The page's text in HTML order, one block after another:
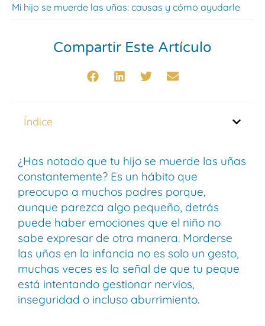
Mi hijo se muerde las uñas: causas y cómo ayudarle
Compartir Este Artículo
Índice
¿Has notado que tu hijo se muerde las uñas
constantemente? Es un hábito que
preocupa a muchos padres porque,
aunque parezca algo pequeño, detrás
puede haber emociones que el niño no
sabe expresar de otra manera. Morderse
las uñas en la infancia no es solo un gesto,
muchas veces es la señal de que tu peque
está intentando gestionar nervios,
inseguridad o incluso aburrimiento.